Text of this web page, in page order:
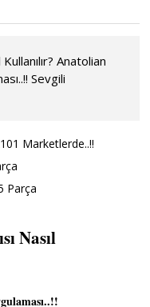
Kullanılır? Anatolian
Sevgili
Marketlerde..!!
Parça
Nasıl